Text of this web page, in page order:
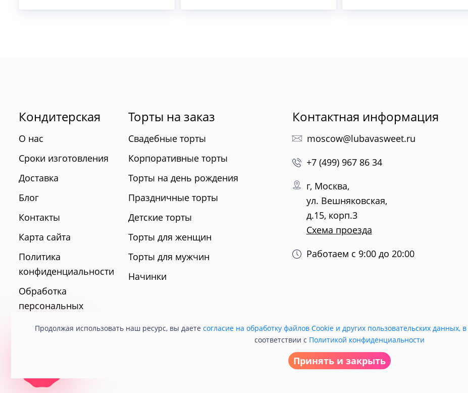
Кондитерская
О нас
Сроки изготовления
Доставка
Блог
Контакты
Карта сайта
Политика
конфиденциальности
Обработка
персональных
Торты на заказ
Свадебные торты
Корпоративные торты
Торты на день рождения
Праздничные торты
Детские торты
Торты для женщин
Торты для мужчин
Начинки
Контактная информация
moscow@lubavasweet.ru
+7 (499) 967 86 34
г, Москва,
ул. Вешняковская,
д.15, корп.3
Схема проезда
Работаем с 9:00 до 20:00
Продолжая использовать наш ресурс, вы даете согласие на обработку файлов Cookie и других пользовательских
соответствии с Политикой конфиденциальности
Принять и закрыть